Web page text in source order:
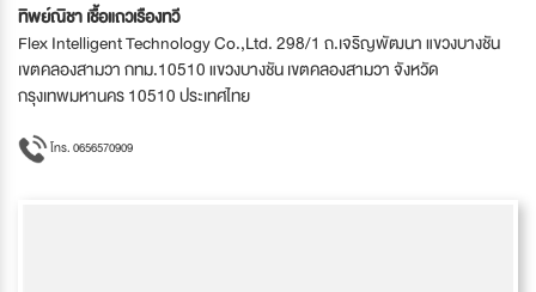
ทิพย์ณิชา เชื้อแถวเรืองทวี
Flex Intelligent Technology Co.,Ltd. 298/1 ถ.เจริญพัฒนา แขวงบางชัน
เขตคลองสามวา กทม.10510 แขวงบางชัน เขตคลองสามวา จังหวัด
กรุงเทพมหานคร 10510 ประเทศไทย
โทร. 0656570909